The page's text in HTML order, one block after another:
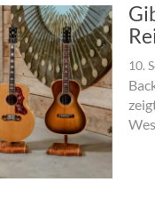
10.